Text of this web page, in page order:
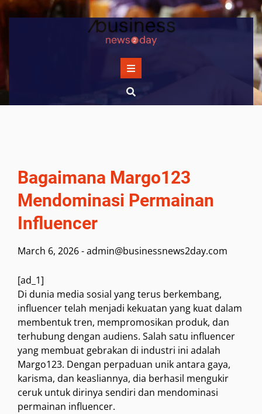
Skip
Bagaimana Margo123
Mendominasi Permainan
Influencer
March 6, 2026-admin@businessnews2day.com
[ad_1]
Di dunia media sosial yang terus berkembang,
influencer telah menjadi kekuatan yang kuat dalam
membentuk tren, mempromosikan produk, dan
terhubung dengan audiens. Salah satu influencer
yang membuat gebrakan di industri ini adalah
Margo123. Dengan perpaduan unik antara gaya,
karisma, dan keasliannya, dia berhasil mengukir
ceruk untuk dirinya sendiri dan mendominasi
permainan influencer.